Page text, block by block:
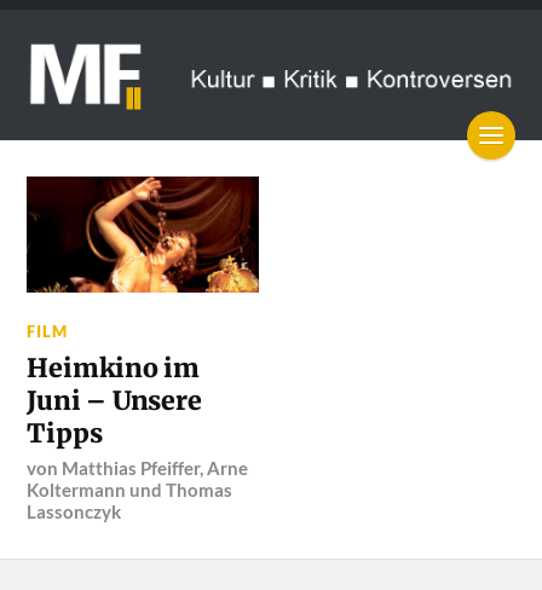
FILM
Heimkino im
Juni – Unsere
Tipps
von Matthias Pfeiffer, Arne
Koltermann undThomas
Lassonczyk